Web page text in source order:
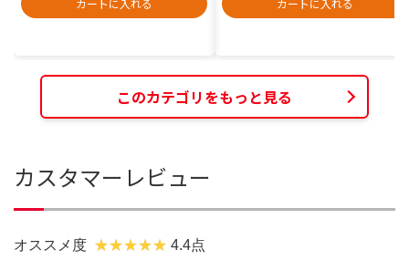
このカテゴリをもっと見る
カスタマーレビュー
オススメ度 4.4点